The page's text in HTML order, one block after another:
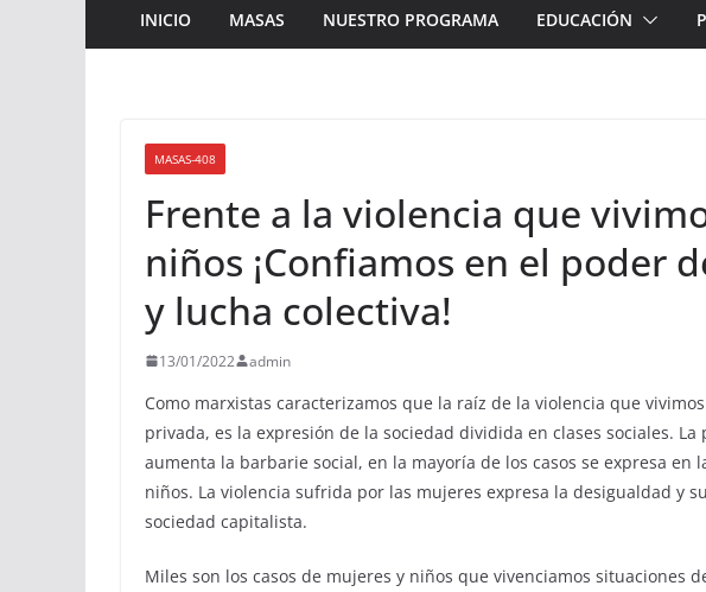
INICIO MASAS NUESTRO PROGRAMA EDUCACIÓN
MASAS-408
Frente a la violencia que
niños ¡Confiamos en el poder
y lucha colectiva!
13/01/2022 admin
Como marxistas caracterizamos que la raíz de la violencia que
privada, es la expresión de la sociedad dividida en clases sociales.
aumenta la barbarie social, en la mayoría de los casos se expresa en
niños. La violencia sufrida por las mujeres expresa la desigualdad y
sociedad capitalista.
Miles son los casos de mujeres y niños que vivenciamos situaciones